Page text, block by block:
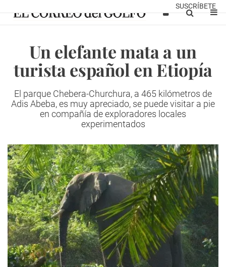
SUSCRÍBETE
Un elefante mata a un
turista español en Etiopía
El parque Chebera-Churchura, a 465 kilómetros de
Adis Abeba, es muy apreciado, se puede visitar a pie
en compañía de exploradores locales
experimentados